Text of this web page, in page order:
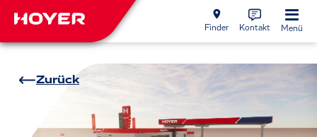
Finder Kontakt Menü
Zurück